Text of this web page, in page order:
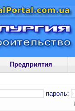
Предприятия
пароль: